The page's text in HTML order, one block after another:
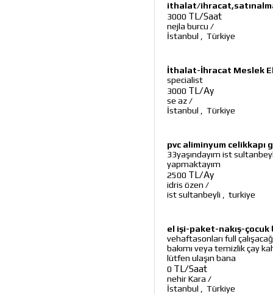
ithalat/
3000 TL/Saat
nejla burcu /
İstanbul
Türkiye
İthalat-İhracat Meslek
specialist
3000 TL/Ay
se az/
İstanbul
Türkiye
pvc aliminyum celikkapı
33yaşındayım ist
yapmaktayım
2500 TL/Ay
idris özen /
ist sultanbeyli
turkiye
el işi-paket-nakış-çocuk
vehaftasonları full
bakımı veya temizlik çay
lütfen ulaşın bana
0 TL/Saat
nehir Kara /
İstanbul
Türkiye